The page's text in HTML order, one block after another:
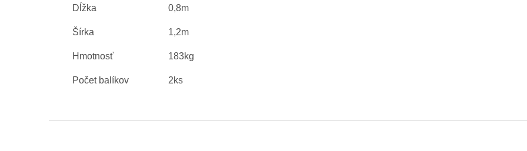
Dĺžka 0,8m
Šírka 1,2m
Hmotnosť 183kg
Počet balíkov 2ks